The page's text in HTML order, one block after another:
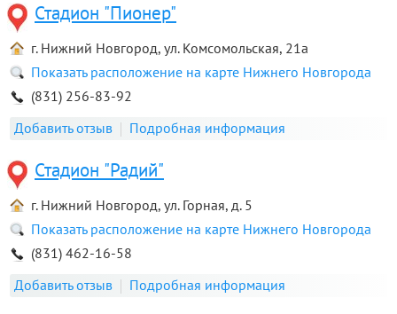
Стадион "Пионер"
г. Нижний Новгород, ул. Комсомольская, 21а
Показать расположение на карте Нижнего Новгорода
(831) 256-83-92
Добавить отзыв
Подробная информация
Стадион "Радий"
г. Нижний Новгород, ул. Горная, д. 5
Показать расположение на карте Нижнего Новгорода
(831) 462-16-58
Добавить отзыв
Подробная информация